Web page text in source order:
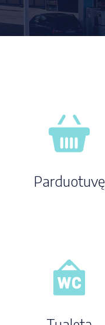
Parduotuvę